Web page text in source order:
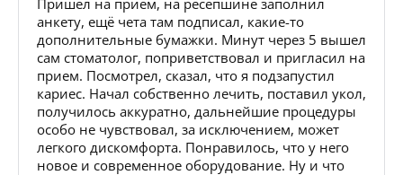
анкету, ещё чета там подписал, какие-то
дополнительные бумажки. Минут через 5 вышел
сам стоматолог, поприветствовал и пригласил на
прием. Посмотрел, сказал, что я подзапустил
кариес. Начал собственно лечить, поставил укол,
получилось аккуратно, дальнейшие процедуры
особо не чувствовал, за исключением, может
легкого дискомфорта. Понравилось, что у него
новое и современное оборудование. Ну и что